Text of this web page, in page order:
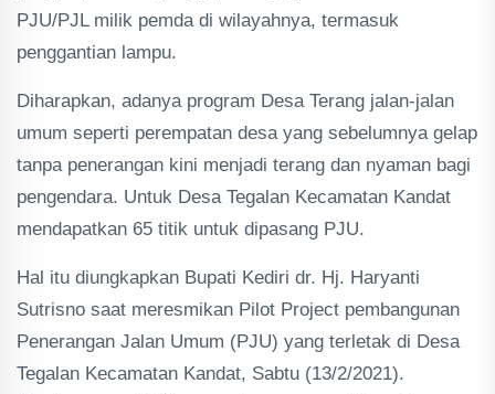
PJU/PJL milik pemda di wilayahnya, termasuk
penggantian lampu.
Diharapkan, adanya program Desa Terang jalan-jalan
umum seperti perempatan desa yang sebelumnya gelap
tanpa penerangan kini menjadi terang dan nyaman bagi
pengendara. Untuk Desa Tegalan Kecamatan Kandat
mendapatkan 65 titik untuk dipasang PJU.
Hal itu diungkapkan Bupati Kediri dr. Hj. Haryanti
Sutrisno saat meresmikan Pilot Project pembangunan
Penerangan Jalan Umum (PJU) yang terletak di Desa
Tegalan Kecamatan Kandat, Sabtu (13/2/2021).